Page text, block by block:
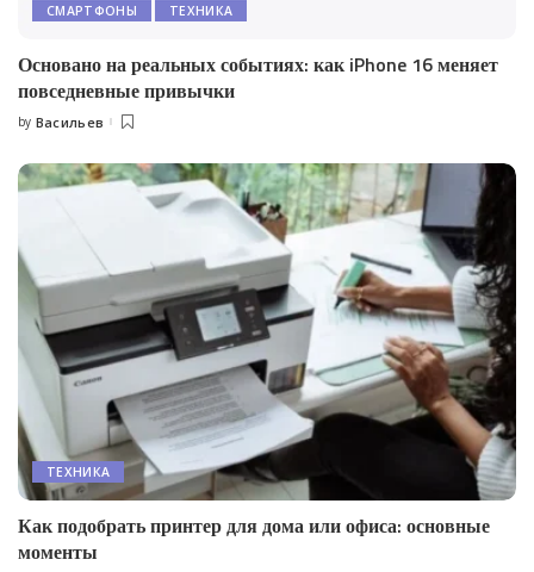
СМАРТФОНЫ ТЕХНИКА
Основано на реальных событиях: как iPhone 16 меняет
повседневные привычки
Posted
by Васильев
ТЕХНИКА
Как подобрать принтер для дома или офиса: основные
моменты